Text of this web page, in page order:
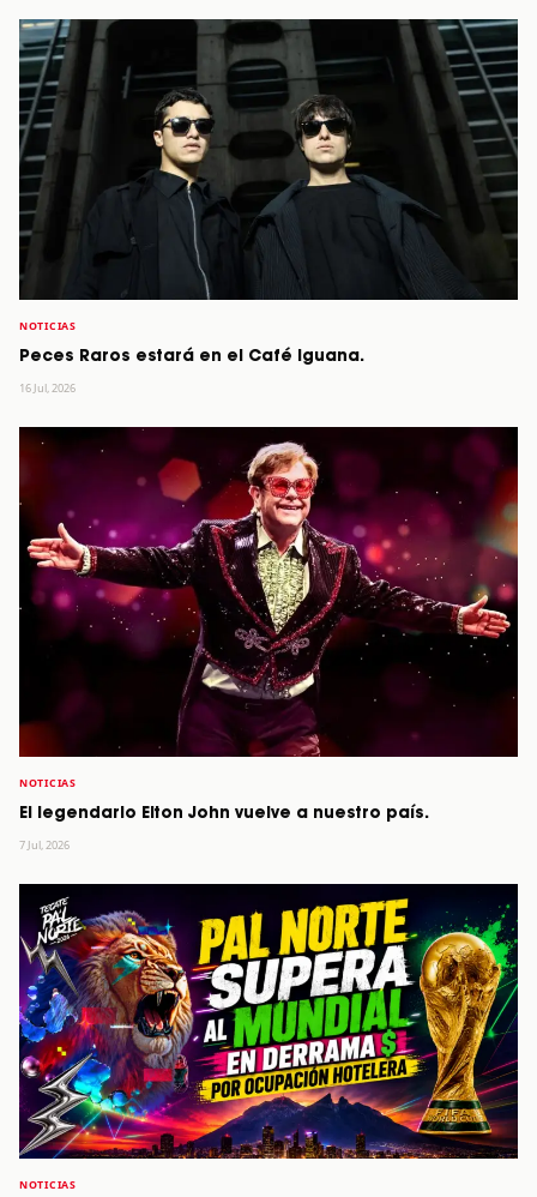
NOTICIAS
Peces Raros estará en el Café Iguana.
16 Jul, 2026
NOTICIAS
El legendario Elton John vuelve a nuestro país.
7 Jul, 2026
NOTICIAS